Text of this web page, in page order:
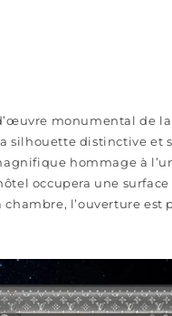
monumental de
silhouette distinctive et
hommage à
occupera une
l’ouverture est